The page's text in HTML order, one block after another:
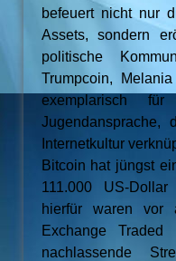
befeuert nicht nur
Assets, sondern
politische
Trumpcoin,
exemplarisch
Jugendansprache,
Internetkultur
Bitcoin hat jüngst
111.000 US-Dollar
hierfür waren vor
Exchange
nachlassende